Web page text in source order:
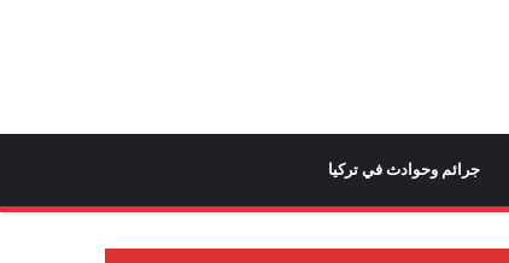
جرائم وحوادث في تركيا